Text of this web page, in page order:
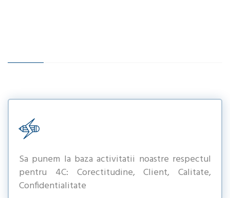
Sa punem la baza activitatii noastre respectul
pentru 4C: Corectitudine, Client, Calitate,
Confidentialitate